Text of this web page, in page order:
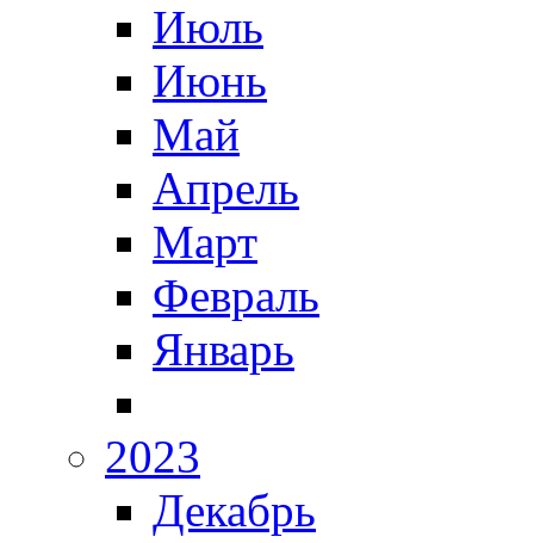
Июль
Июнь
Май
Апрель
Март
Февраль
Январь
2023
Декабрь